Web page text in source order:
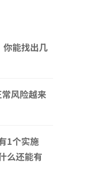
你能找出几
风险越来
1个实施
么还能有